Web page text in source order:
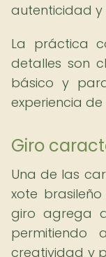
autenticidad y
La práctica
detalles son
básico y
experiencia
Giro
Una de las
xote
giro agrega
permitiendo
creatividad y